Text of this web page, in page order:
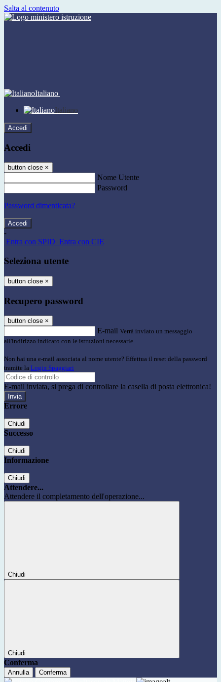
Salta al contenuto
Italiano
Italiano
Accedi
Accedi
button close ×
Nome Utente
Password
Password dimenticata?
-
Entra con SPID Entra con CIE
Seleziona utente
button close ×
Recupero password
button close ×
E-mail Verrà inviato un messaggio
all'indirizzo indicato con le istruzioni necessarie.
Non hai una e-mail associata al nome utente? Effettua il reset della password
tramite la Login Spaggiari
E-mail inviata, si prega di controllare la casella di posta elettronica!
Errore
Chiudi
Successo
Chiudi
Informazione
Chiudi
Attendere...
Attendere il completamento dell'operazione...
Chiudi
Chiudi
Conferma
Annulla Conferma